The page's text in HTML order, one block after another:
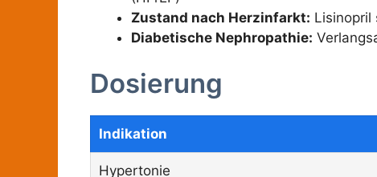
Zustand nach Herzinfarkt: Lisinopril
Diabetische Nephropathie:
Dosierung
Indikation
Hypertonie